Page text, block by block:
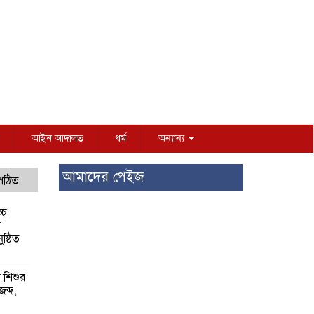
আইন আদালত ধর্ম অন্যান্য
শিশুর
আমাদের পেইজ